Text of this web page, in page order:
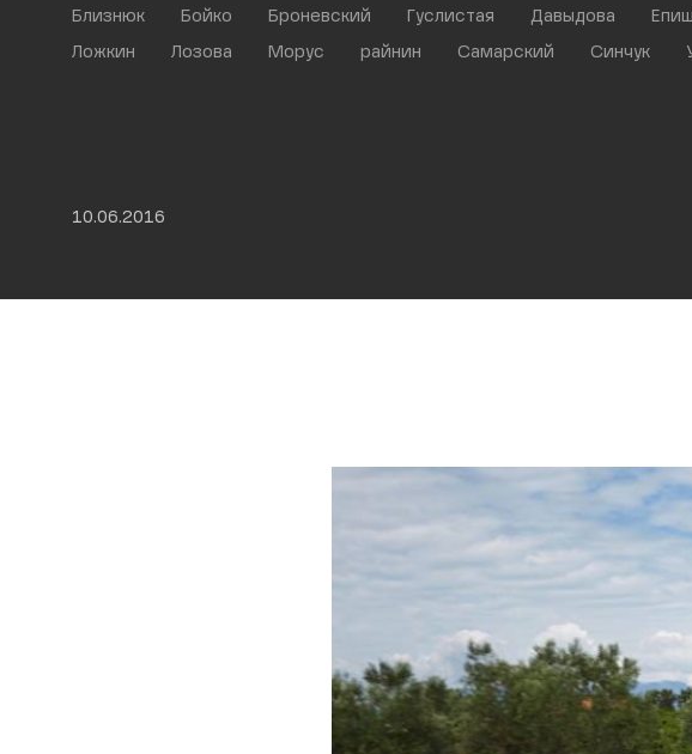
Близнюк Бойко Броневский Гуслистая Давыдова
Ложкин Лозова Морус райнин Самарский Синчук
10.06.2016